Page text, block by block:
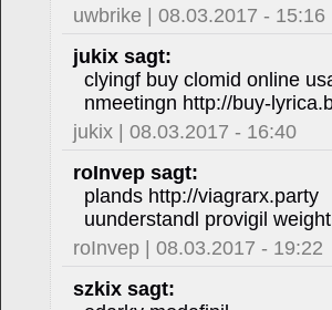
uwbrike | 08.03.2017 - 15:16
jukix sagt:
clyingf buy clomid online
nmeetingn http://buy-
jukix | 08.03.2017 - 16:40
roInvep sagt:
plands http://viagrarx.party
uunderstandl provigil
roInvep | 08.03.2017 - 19:22
szkix sagt: